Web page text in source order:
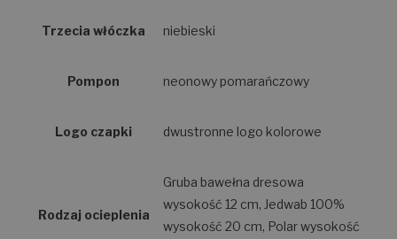
Trzecia włóczka niebieski
Pompon neonowy pomarańczowy
Logo czapki dwustronne logo kolorowe
Rodzaj ocieplenia
Gruba bawełna dresowa
wysokość 12 cm, Jedwab 100%
wysokość 20 cm, Polar wysokość